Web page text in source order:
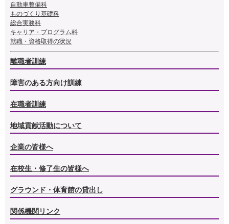
自動車整備科
ものづくり基礎科
総合実務科
キャリア・プログラム科
就職・資格取得の状況
離職者訓練
障害のある方向け訓練
在職者訓練
地域貢献活動について
企業の皆様へ
在校生・修了生の皆様へ
グラウンド・体育館の貸出し
関係機関リンク